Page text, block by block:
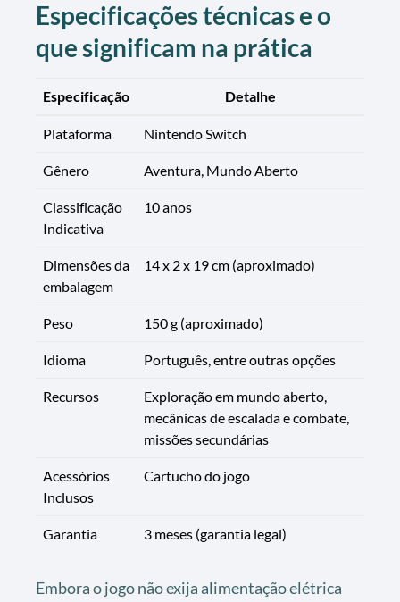
Especificações técnicas e o
que significam na prática
Especificação Detalhe
Plataforma Nintendo Switch
Gênero Aventura, Mundo Aberto
Classificação
Indicativa
10 anos
Dimensões da
embalagem
14 x 2 x 19 cm (aproximado)
Peso 150 g (aproximado)
Idioma Português, entre outras opções
Recursos
Exploração em mundo aberto,
mecânicas de escalada e combate,
missões secundárias
Acessórios
Inclusos
Cartucho do jogo
Garantia 3 meses (garantia legal)
Embora o jogo não exija alimentação elétrica